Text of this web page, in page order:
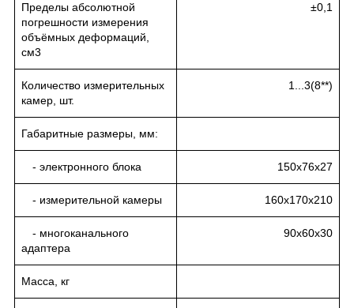
Пределы абсолютной
погрешности измерения
объёмных деформаций,
см3
±0,1
Количество измерительных
камер, шт.
1...3(8**)
Габаритные размеры, мм:
- электронного блока 150х76х27
- измерительной камеры 160х170х210
- многоканального
адаптера
90x60x30
Масса, кг